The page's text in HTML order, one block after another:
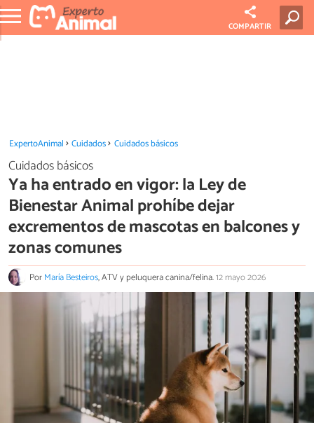
COMPARTIR
ExpertoAnimal Cuidados Cuidados básicos
Cuidados básicos
Ya ha entrado en vigor: la Ley de
Bienestar Animal prohíbe dejar
excrementos de mascotas en balcones y
zonas comunes
PorMaría Besteiros, ATV y peluquera canina/felina.12 mayo 2026